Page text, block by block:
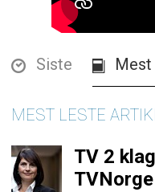
Siste
MEST LESTE
TV 2